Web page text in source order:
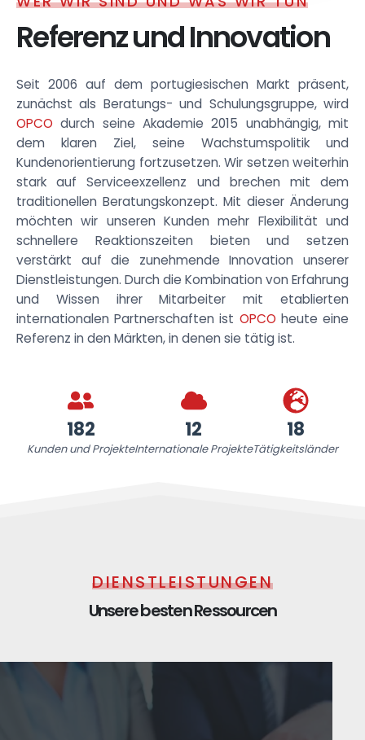
Referenz und Innovation
Seit 2006 auf dem portugiesischen Markt präsent,
zunächst als Beratungs- und Schulungsgruppe, wird
OPCO durch seine Akademie 2015 unabhängig, mit
dem klaren Ziel, seine Wachstumspolitik und
Kundenorientierung fortzusetzen. Wir setzen weiterhin
stark auf Serviceexzellenz und brechen mit dem
traditionellen Beratungskonzept. Mit dieser Änderung
möchten wir unseren Kunden mehr Flexibilität und
schnellere Reaktionszeiten bieten und setzen
verstärkt auf die zunehmende Innovation unserer
Dienstleistungen. Durch die Kombination von Erfahrung
und Wissen ihrer Mitarbeiter mit etablierten
internationalen Partnerschaften ist OPCO heute eine
Referenz in den Märkten, in denen sie tätig ist.
182
Kunden und Projekte
12
Internationale Projekte
18
Tätigkeitsländer
DIENSTLEISTUNGEN
Unsere besten Ressourcen